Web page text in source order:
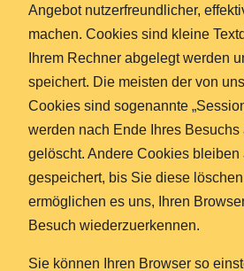
Angebot nutzerfreundlicher,
machen. Cookies sind kleine
Ihrem Rechner abgelegt werden
speichert. Die meisten der von
Cookies sind sogenannte
werden nach Ende Ihres Besuchs
gelöscht. Andere Cookies bleiben
gespeichert, bis Sie diese
ermöglichen es uns, Ihren
Besuch wiederzuerkennen.
Sie können Ihren Browser so